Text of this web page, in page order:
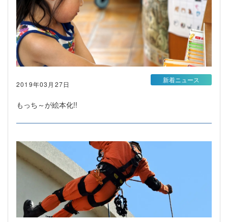
2019年03月27日
もっち～が絵本化!!
新着ニュース